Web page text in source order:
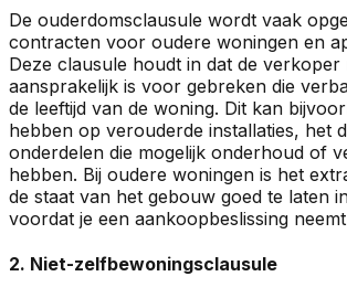
De ouderdomsclausule wordt vaak
contracten voor oudere woningen en
Deze clausule houdt in dat de verkoper
aansprakelijk is voor gebreken die
de leeftijd van de woning. Dit kan
hebben op verouderde installaties, het
onderdelen die mogelijk onderhoud of
hebben. Bij oudere woningen is het
de staat van het gebouw goed te laten
voordat je een aankoopbeslissing
2. Niet-zelfbewoningsclausule